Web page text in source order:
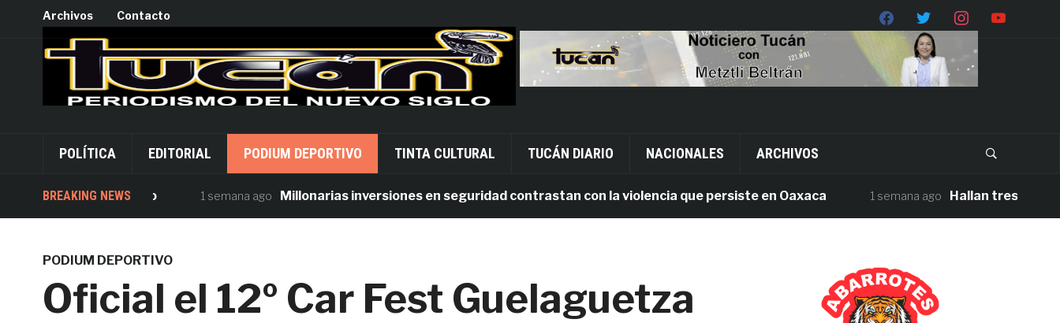
Archivos Contacto
POLÍTICA EDITORIAL PODIUM DEPORTIVO TINTA CULTURAL TUCÁN DIARIO NACIONALES ARCHIVOS
BREAKING NEWS
desde Palacio 1 semana ago Millonarias inversiones en seguridad contrastan con la violencia que persiste en Oaxaca 1 semana ago Hallan tres cuerpos sin
PODIUM DEPORTIVO
Oficial el 12º Car Fest Guelaguetza